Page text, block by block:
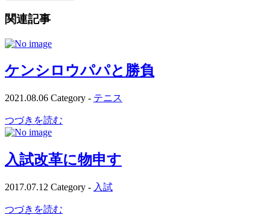
関連記事
ケンシロウパパと勝負
2021.08.06 Category - テニス
つづきを読む
入試改革に物申す
2017.07.12 Category - 入試
つづきを読む